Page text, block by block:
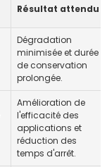
Résultat attendu
Dégradation
minimisée et durée
de conservation
prolongée.
Amélioration de
l'efficacité des
applications et
réduction des
temps d'arrêt.